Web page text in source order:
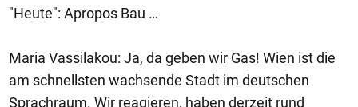
"Heute": Apropos Bau …
Maria Vassilakou: Ja, da geben wir Gas! Wien ist die
am schnellsten wachsende Stadt im deutschen
Sprachraum. Wir reagieren, haben derzeit rund